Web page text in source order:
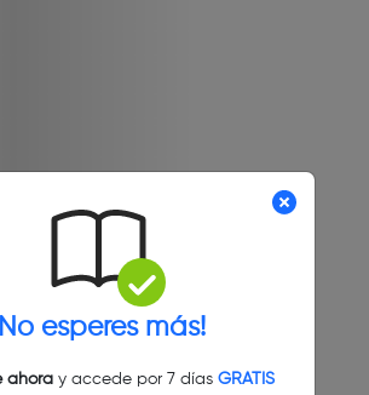
esperes más!
ahoray accede por 7 días GRATIS